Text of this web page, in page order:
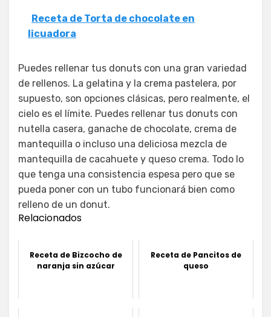
Receta de Torta de chocolate en
licuadora
Puedes rellenar tus donuts con una gran variedad
de rellenos. La gelatina y la crema pastelera, por
supuesto, son opciones clásicas, pero realmente, el
cielo es el límite. Puedes rellenar tus donuts con
nutella casera, ganache de chocolate, crema de
mantequilla o incluso una deliciosa mezcla de
mantequilla de cacahuete y queso crema. Todo lo
que tenga una consistencia espesa pero que se
pueda poner con un tubo funcionará bien como
relleno de un donut.
Relacionados
Receta de Bizcocho de
naranja sin azúcar
Receta de Pancitos de
queso